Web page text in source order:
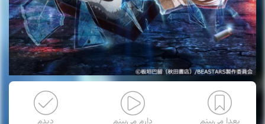
بعدا می‌بینم دارم می‌بینم دیدم